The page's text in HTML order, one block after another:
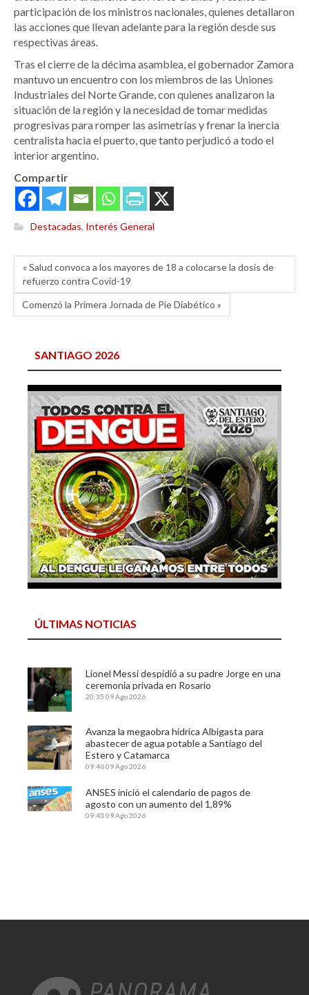
participación de los ministros nacionales, quienes detallaron
las acciones que llevan adelante para la región desde sus
respectivas áreas.
Tras el cierre de la décima asamblea, el gobernador Zamora
mantuvo un encuentro con los miembros de las Uniones
Industriales del Norte Grande, con quienes analizaron la
situación de la región y la necesidad de tomar medidas
progresivas para romper las asimetrías y frenar la inercia
centralista hacia el puerto, que tanto perjudicó a todo el
interior argentino.
Compartir
Destacadas, Interés General
« Salud convoca a los mayores de 18 a colocarse la dosis de
refuerzo contra Covid-19
Comenzó la Primera Jornada de Pie Diabético »
SANTIAGO 2026
ÚLTIMAS NOTICIAS
Lionel Messi despidió a su padre Jorge en una
ceremonia privada en Rosario
20:35 09 Ago 2026
Avanza la megaobra hídrica Albigasta para
abastecer de agua potable a Santiago del
Estero y Catamarca
09:4609 Ago 2026
ANSES inició el calendario de pagos de
agosto con un aumento del 1,89%
09:43 09 Ago 2026